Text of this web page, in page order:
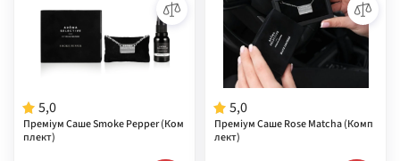
5,0
Преміум Саше Smoke Pepper (Ком
плект)
5,0
Преміум Саше Rose Matcha (Комп
лект)